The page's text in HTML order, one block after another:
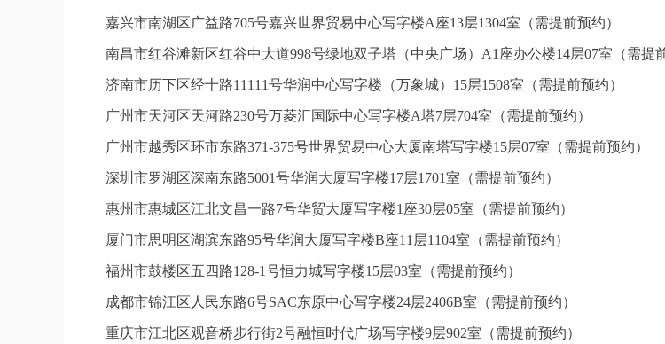
嘉兴市南湖区广益路705号嘉兴世界贸易中心写字楼A座13层1304室（需提前预约）
南昌市红谷滩新区红谷中大道998号绿地双子塔（中央广场）A1座办公楼14层07室（需提
济南市历下区经十路11111号华润中心写字楼（万象城）15层1508室（需提前预约）
广州市天河区天河路230号万菱汇国际中心写字楼A塔7层704室（需提前预约）
广州市越秀区环市东路371-375号世界贸易中心大厦南塔写字楼15层07室（需提前预约）
深圳市罗湖区深南东路5001号华润大厦写字楼17层1701室（需提前预约）
惠州市惠城区江北文昌一路7号华贸大厦写字楼1座30层05室（需提前预约）
厦门市思明区湖滨东路95号华润大厦写字楼B座11层1104室（需提前预约）
福州市鼓楼区五四路128-1号恒力城写字楼15层03室（需提前预约）
成都市锦江区人民东路6号SAC东原中心写字楼24层2406B室（需提前预约）
重庆市江北区观音桥步行街2号融恒时代广场写字楼9层902室（需提前预约）